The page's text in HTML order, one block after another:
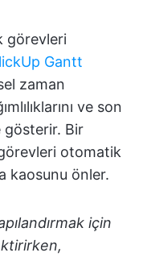
görevleri
Gantt
zaman
ve son
Bir
otomatik
kaosunu önler.
için